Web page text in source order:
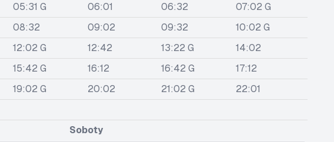
05:31 G 06:01 06:32
07:02 G
08:32 09:02 09:32
10:02 G
12:02 G 12:42 13:22 G
14:02
15:42 G 16:12 16:42 G
17:12
19:02 G 20:02 21:02 G
22:01
Soboty